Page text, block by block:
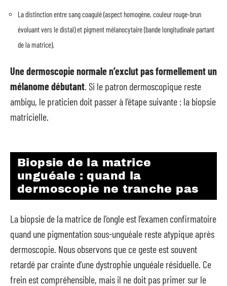
La distinction entre sang coagulé (aspect homogène, couleur rouge-brun
évoluant vers le distal) et pigment mélanocytaire (bande longitudinale partant
de la matrice).
Une dermoscopie normale n’exclut pas formellement un
mélanome débutant. Si le patron dermoscopique reste
ambigu, le praticien doit passer à l’étape suivante : la biopsie
matricielle.
Biopsie de la matrice
unguéale : quand la
dermoscopie ne tranche pas
La biopsie de la matrice de l’ongle est l’examen confirmatoire
quand une pigmentation sous-unguéale reste atypique après
dermoscopie. Nous observons que ce geste est souvent
retardé par crainte d’une dystrophie unguéale résiduelle. Ce
frein est compréhensible, mais il ne doit pas primer sur le